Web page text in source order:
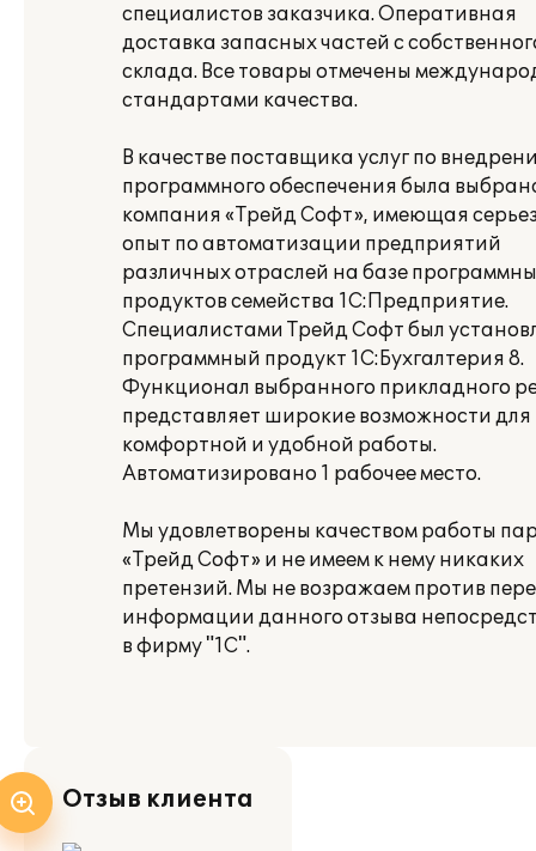
специалистов заказчика. Оперативная
доставка запасных частей с
склада. Все товары отмечены
стандартами качества.
В качестве поставщика услуг по
программного обеспечения была
компания «Трейд Софт», имеющая
опыт по автоматизации предприятий
различных отраслей на базе
продуктов семейства 1С:Предприятие.
Специалистами Трейд Софт был
программный продукт 1С:Бухгалтерия 8.
Функционал выбранного прикладного
представляет широкие возможности для
комфортной и удобной работы.
Автоматизировано 1 рабочее место.
Мы удовлетворены качеством работы
«Трейд Софт» и не имеем к нему никаких
претензий. Мы не возражаем против
информации данного отзыва
в фирму "1С".
Отзыв клиента